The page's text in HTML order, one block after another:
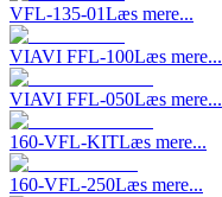
VFL-135-01Læs mere...
VIAVI FFL-100Læs mere...
VIAVI FFL-050Læs mere...
160-VFL-KITLæs mere...
160-VFL-250Læs mere...